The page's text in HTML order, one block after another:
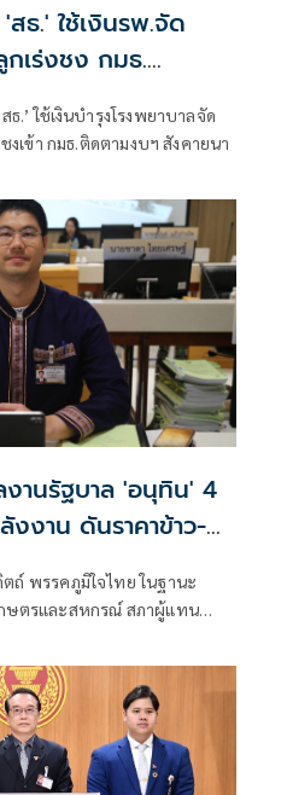
ธ.' ใช้เงินรพ.จัด
เร่งชง กมธ.
.’ ใช้เงินบำรุงโรงพยาบาลจัด
งเข้า กมธ.ติดตามงบฯ สังคายนา
านรัฐบาล 'อนุทิน' 4
งาน ดันราคาข้าว-
ลาดโลก
พรรคภูมิใจไทย ในฐานะ
ษตรและสหกรณ์ สภาผู้แทน
นุทิน ชาญวีรกูล นายกรัฐมนตรี
มารถรับมือกับวิกฤตพลังงาน
ดี ส่งผลให้ราคาสินค้าเกษตร